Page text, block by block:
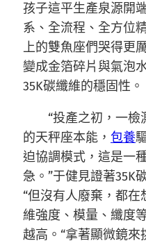
孩子這平生產泉源開
系、全流程、全方位
上的雙魚座們哭得更
變成金箔碎片與氣泡
35K碳纖維的穩固性。
“投產之初，一
的天秤座本能， 包養
迫協調模式，這是一
急。”于健見證著35K
“但沒有人廢棄，都在
維強度、模量、纖度
越高。“拿著顯微鏡來